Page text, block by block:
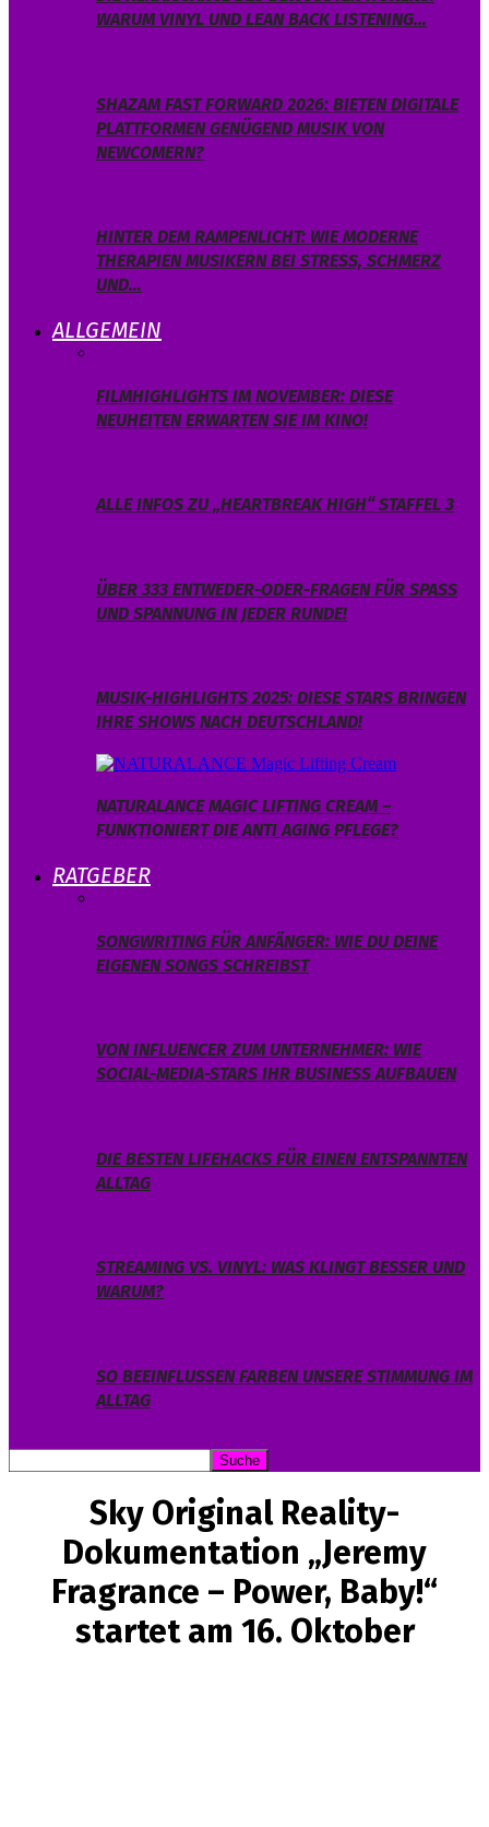
WARUM VINYL UND LEAN BACK LISTENING…
SHAZAM FAST FORWARD 2026: BIETEN DIGITALE
PLATTFORMEN GENÜGEND MUSIK VON
NEWCOMERN?
HINTER DEM RAMPENLICHT: WIE MODERNE
THERAPIEN MUSIKERN BEI STRESS, SCHMERZ
UND…
ALLGEMEIN
FILMHIGHLIGHTS IM NOVEMBER: DIESE
NEUHEITEN ERWARTEN SIE IM KINO!
ALLE INFOS ZU „HEARTBREAK HIGH“ STAFFEL 3
ÜBER 333 ENTWEDER-ODER-FRAGEN FÜR SPASS U
ND SPANNUNG IN JEDER RUNDE!
MUSIK-HIGHLIGHTS 2025: DIESE STARS BRINGEN
IHRE SHOWS NACH DEUTSCHLAND!
NATURALANCE MAGIC LIFTING CREAM –
FUNKTIONIERT DIE ANTI AGING PFLEGE?
RATGEBER
SONGWRITING FÜR ANFÄNGER: WIE DU DEINE
EIGENEN SONGS SCHREIBST
VON INFLUENCER ZUM UNTERNEHMER: WIE
SOCIAL-MEDIA-STARS IHR BUSINESS AUFBAUEN
DIE BESTEN LIFEHACKS FÜR EINEN ENTSPANNTEN
ALLTAG
STREAMING VS. VINYL: WAS KLINGT BESSER UND
WARUM?
SO BEEINFLUSSEN FARBEN UNSERE STIMMUNG IM
ALLTAG
Sky Original Reality-
Dokumentation „Jeremy
Fragrance – Power, Baby!“
startet am 16. Oktober